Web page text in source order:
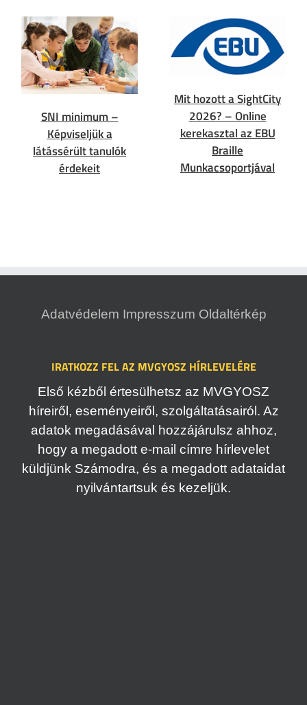
SNI minimum –
Képviseljük a
látássérült tanulók
érdekeit
Mit hozott a SightCity
2026? – Online
kerekasztal az EBU
Braille
Munkacsoportjával
Adatvédelem Impresszum Oldaltérkép
IRATKOZZ FEL AZ MVGYOSZ HÍRLEVELÉRE
Első kézből értesülhetsz az MVGYOSZ
híreiről, eseményeiről, szolgáltatásairól. Az
adatok megadásával hozzájárulsz ahhoz,
hogy a megadott e-mail címre hírlevelet
küldjünk Számodra, és a megadott adataidat
nyilvántartsuk és kezeljük.